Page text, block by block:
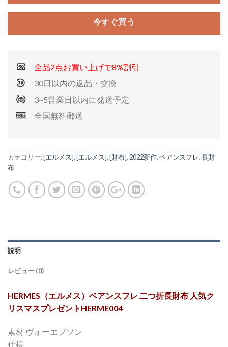
今すぐ買う
全品2点お買い上げで8%割引
30日以内の返品・交換
3~5営業日以内に発送予定
全国無料郵送
カテゴリー: [エルメス], [エルメス], [財布], 2022新作,ベアンスフレ,長財
布
説明
レビュー (0)
HERMES（エルメス）ベアンスフレ 二つ折長財布 人気ク
リスマスプレゼントHERME004
素材 ヴォーエプソン
仕様